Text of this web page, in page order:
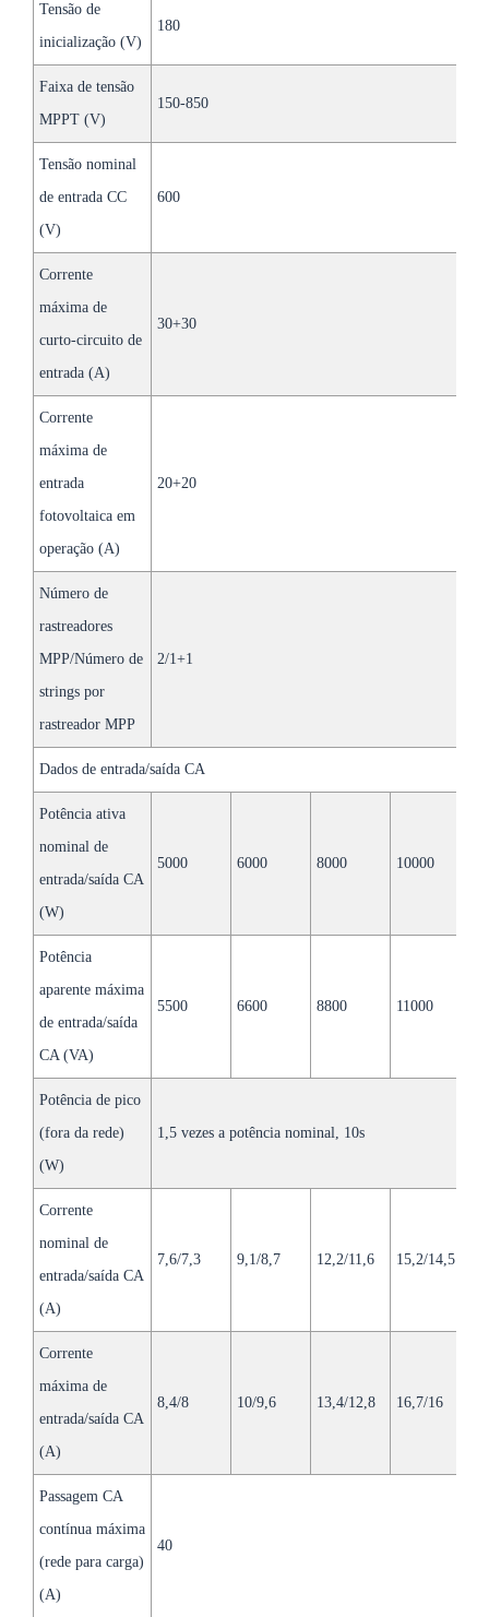
Tensão de
inicialização (V)
180
Faixa de tensão
MPPT (V)
150-850
Tensão nominal
de entrada CC
(V)
600
Corrente
máxima de
curto-circuito de
entrada (A)
30+30
Corrente
máxima de
entrada
fotovoltaica em
operação (A)
20+20
Número de
rastreadores
MPP/Número de
strings por
rastreador MPP
2/1+1
Dados de entrada/saída CA
Potência ativa
nominal de
entrada/saída CA
(W)
5000 6000 8000 10000
Potência
aparente máxima
de entrada/saída
CA (VA)
5500 6600 8800 11000
Potência de pico
(fora da rede)
(W)
1,5 vezes a potência nominal, 10s
Corrente
nominal de
entrada/saída CA
(A)
7,6/7,3 9,1/8,7 12,2/11,6 15,2/14,5
Corrente
máxima de
entrada/saída CA
(A)
8,4/8 10/9,6 13,4/12,8 16,7/16
Passagem CA
contínua máxima
(rede para carga)
(A)
40